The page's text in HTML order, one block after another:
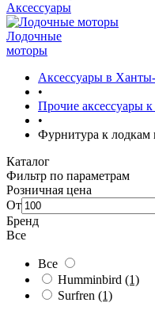
Аксессуары
Лодочные
моторы
Аксессуары в
•
Прочие аксессуары
•
Фурнитура к
Каталог
Фильтр по параметрам
Розничная цена
От
Бренд
Все
Все
Humminbird (1)
Surfren (1)